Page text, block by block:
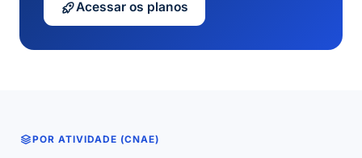
Acessar os planos
POR ATIVIDADE (CNAE)